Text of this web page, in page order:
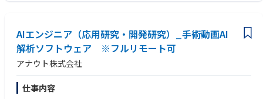
・社内外問わず円滑なコミュニケーションを取れる方
・スタートアップ環境で幅広い業務を前向きに遂行できる方
・弊社事業に関心があり、成長に寄り添える方
AIエンジニア（応用研究・開発研究）_手術動画AI
解析ソフトウェア ※フルリモート可
アナウト株式会社
仕事内容